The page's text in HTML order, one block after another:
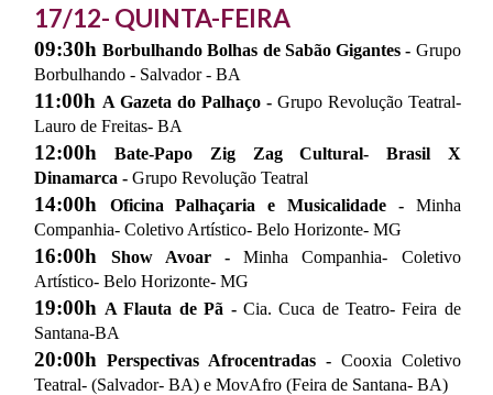
17/12- QUINTA-FEIRA
09:30hBorbulhando Bolhas de Sabão Gigantes - Grupo
Borbulhando - Salvador - BA
11:00h A Gazeta do Palhaço - Grupo Revolução Teatral-
Lauro de Freitas- BA
12:00hBate-Papo Zig Zag Cultural- Brasil X
Dinamarca - Grupo Revolução Teatral
14:00h Oficina Palhaçaria e Musicalidade - Minha
Companhia- Coletivo Artístico- Belo Horizonte- MG
16:00h Show Avoar -Minha Companhia- Coletivo
Artístico- Belo Horizonte- MG
19:00h A Flauta de Pã - Cia. Cuca de Teatro- Feira de
Santana-BA
20:00h Perspectivas Afrocentradas - Cooxia Coletivo
Teatral- (Salvador- BA) e MovAfro (Feira de Santana- BA)